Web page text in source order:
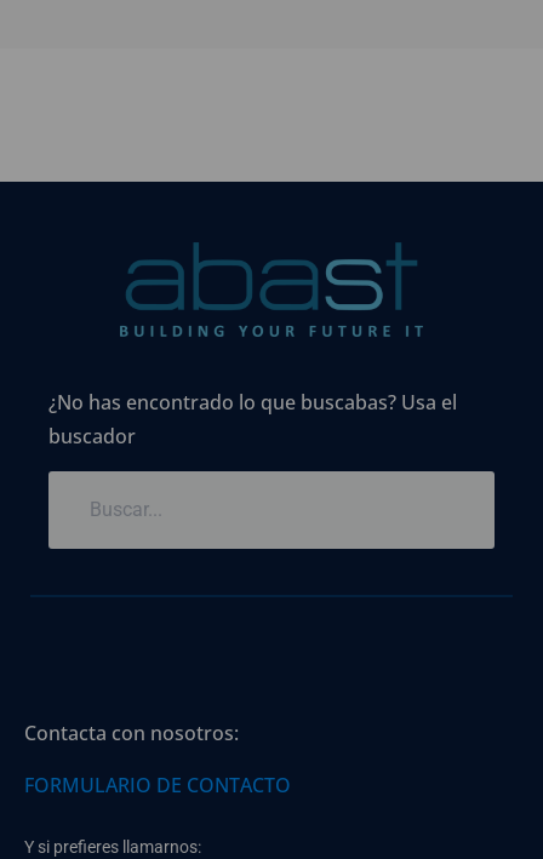
¿No has encontrado lo que buscabas? Usa el
buscador
Contacta con nosotros:
FORMULARIO DE CONTACTO
Y si prefieres llamarnos: